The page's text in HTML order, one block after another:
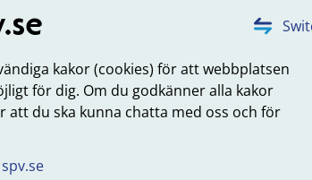
kakor (cookies) för att webbplatsen
för dig. Om du godkänner alla kakor
att du ska kunna chatta med oss och för
välkommen att kontakta oss på 020-51 50 40
12
om sidans innehåll